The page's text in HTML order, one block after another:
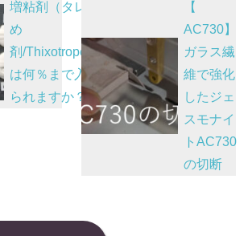
e
k
dI
n
C
at
増粘剤（タレ止
め
剤/Thixotrope）
は何％まで入れ
られますか？
【
AC730】
ガラス繊
維で強化
したジェ
スモナイ
トAC730
の切断